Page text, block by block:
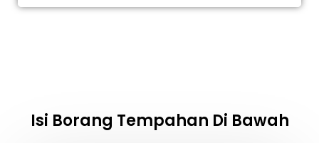
Isi Borang Tempahan Di Bawah